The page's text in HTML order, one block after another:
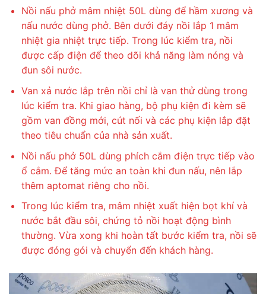
Nồi nấu phở mâm nhiệt 50L dùng để hầm xương và
nấu nước dùng phở. Bên dưới đáy nồi lắp 1 mâm
nhiệt gia nhiệt trực tiếp. Trong lúc kiểm tra, nồi
được cấp điện để theo dõi khả năng làm nóng và
đun sôi nước.
Van xả nước lắp trên nồi chỉ là van thử dùng trong
lúc kiểm tra. Khi giao hàng, bộ phụ kiện đi kèm sẽ
gồm van đồng mới, cút nối và các phụ kiện lắp đặt
theo tiêu chuẩn của nhà sản xuất.
Nồi nấu phở 50L dùng phích cắm điện trực tiếp vào
ổ cắm. Để tăng mức an toàn khi đun nấu, nên lắp
thêm aptomat riêng cho nồi.
Trong lúc kiểm tra, mâm nhiệt xuất hiện bọt khí và
nước bắt đầu sôi, chứng tỏ nồi hoạt động bình
thường. Vừa xong khi hoàn tất bước kiểm tra, nồi sẽ
được đóng gói và chuyển đến khách hàng.